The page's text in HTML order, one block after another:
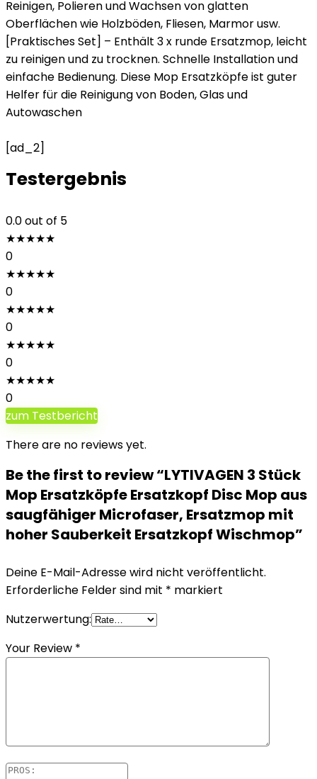
Reinigen, Polieren und Wachsen von glatten
Oberflächen wie Holzböden, Fliesen, Marmor usw.
[Praktisches Set] – Enthält 3 x runde Ersatzmop, leicht
zu reinigen und zu trocknen. Schnelle Installation und
einfache Bedienung. Diese Mop Ersatzköpfe ist guter
Helfer für die Reinigung von Boden, Glas und
Autowaschen
[ad_2]
Testergebnis
0.0out of 5
★★★★★
0
★★★★★
0
★★★★★
0
★★★★★
0
★★★★★
0
zum Testbericht
There are no reviews yet.
Be the first to review “LYTIVAGEN 3 Stück
Mop Ersatzköpfe Ersatzkopf Disc Mop aus
saugfähiger Microfaser, Ersatzmop mit
hoher Sauberkeit Ersatzkopf Wischmop”
Deine E-Mail-Adresse wird nicht veröffentlicht.
Erforderliche Felder sind mit * markiert
Nutzerwertung:
Your Review *